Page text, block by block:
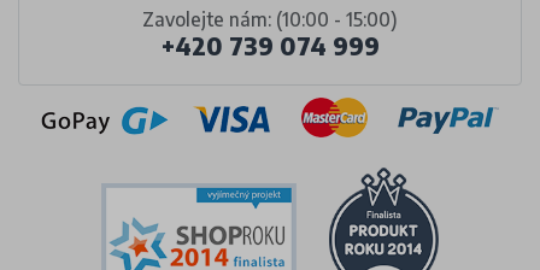
Zavolejte nám: (10:00 - 15:00)
+420 739 074 999